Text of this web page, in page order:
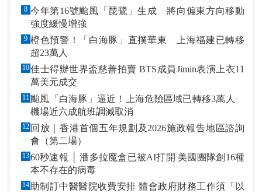
8 今年第16號颱風「琵鷺」生成 將向偏東方向移動
強度緩慢增強
9 橙色預警！「白海豚」直撲華東 上海福建已轉移
超23萬人
10佳士得辦世界盃慈善拍賣 BTS成員Jimin表演上衣11
萬美元成交
11 颱風「白海豚」逼近！上海危險區域已轉移3萬人
機場近六成航班調減取消
12 回放｜香港首個五年規劃及2026施政報告地區諮詢
會（第二場）
1360秒速報 │ 潘多拉魔盒已被AI打開 美國團隊創16種
本不存在的病毒
14助制訂中醫醫院收費安排 體會政府財務工作須「以